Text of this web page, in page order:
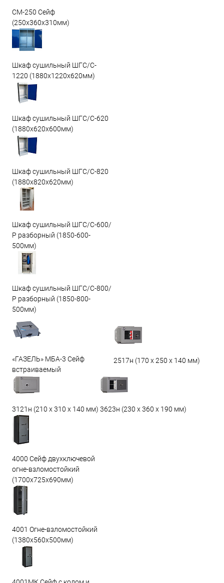
СМ-250 Сейф
(250х360х310мм)
Шкаф сушильный ШГС/C-
1220 (1880x1220x620мм)
Шкаф сушильный ШГС/C-620
(1880x620x600мм)
Шкаф сушильный ШГС/C-820
(1880x820x620мм)
Шкаф сушильный ШГС/С-600/
Р разборный (1850-600-
500мм)
Шкаф сушильный ШГС/С-800/
Р разборный (1850-800-
500мм)
«ГАЗЕЛЬ» МБА-3 Сейф
встраиваемый
2517н (170 х 250 х 140 мм)
3121н (210 х 310 х 140 мм) 3623н (230 х 360 х 190 мм)
4000 Сейф двухключевой
огне-взломостойкий
(1700х725х690мм)
4001 Огне-взломостойкий
(1380х560х500мм)